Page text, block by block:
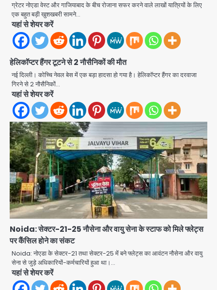
ग्रेटर नोएडा वेस्ट और गाजियाबाद के बीच रोजाना सफर करने वाले लाखों यात्रियों के लिए
एक बहुत बड़ी खुशखबरी सामने…
यहां से शेयर करें
हेलिकॉप्टर हैंगर टूटने से 2 नौसैनिकों की मौत
नई दिल्ली। कोच्चि नेवल बेस में एक बड़ा हादसा हो गया है। हेलिकॉप्टर हैंगर का दरवाजा
गिरने से 2 नौसैनिकों…
यहां से शेयर करें
Noida: सेक्टर-21-25 नौसेना और वायु सेना के स्टाफ को मिले फ्लेट्स
पर कैंसिल होने का संकट
Noida: नोएडा के सेक्टर-21 तथा सेक्टर-25 में बने फ्लेट्स का आवंटन नौसेना और वायु
सेना से जुड़े अधिकारियों-कर्मचारियों हुआ था।…
यहां से शेयर करें
2
स्वतंत्रता दिवस पर फूलप्रूफ सुरक्षा को लेकर
दिल्ली पुलिस मुख्यालय में मंथन
Team JHJ
3
Al Hasan’s house: शेख हसीना की
वर्चुअल प्रेस कॉन्फ्रेंस में जुड़ने पर भड़का
गुस्सा, शाकिब अल हसन के मगुरा स्थित घर पर
पेट्रोल बम से हमला
Avinash Kumar
4
Rasra Assembly seat: बसपा के
इकलौते विधायक उमाशंकर सिंह का निधन, दो
साल से कैंसर से जूझ रहे थे
Avinash Kumar
5
डीएम अस्मिता लाल ने गोद में उठाकर दिया
अपनत्व का सहारा
Team JHJ
आॅपरेशन विस्टा 1.0: वीजा शर्तों का उल्लंघन
करने वाले 11 बांग्लादेशी नागरिक सेंट्रल जिला